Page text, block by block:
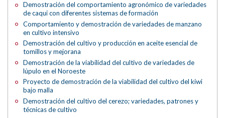
Demostración del comportamiento agronómico de variedades
de caqui con diferentes sistemas de formación
Comportamiento y demostración de variedades de manzano
en cultivo intensivo
Demostración del cultivo y producción en aceite esencial de
tomillos y mejorana
Demostración de la viabilidad del cultivo de variedades de
lúpulo en el Noroeste
Proyecto de demostración de la viabilidad del cultivo del kiwi
bajo malla
Demostración del cultivo del cerezo; variedades, patrones y
técnicas de cultivo